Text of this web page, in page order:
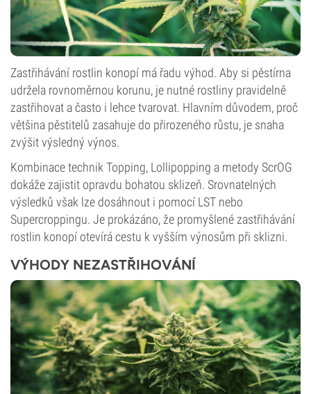
Zastřihávání rostlin konopí má řadu výhod. Aby si pěstírna
udržela rovnoměrnou korunu, je nutné rostliny pravidelně
zastřihovat a často i lehce tvarovat. Hlavním důvodem, proč
většina pěstitelů zasahuje do přirozeného růstu, je snaha
zvýšit výsledný výnos.
Kombinace technik Topping, Lollipopping a metody ScrOG
dokáže zajistit opravdu bohatou sklizeň. Srovnatelných
výsledků však lze dosáhnout i pomocí LST nebo
Supercroppingu. Je prokázáno, že promyšlené zastřihávání
rostlin konopí otevírá cestu k vyšším výnosům při sklizni.
VÝHODY NEZASTŘIHOVÁNÍ